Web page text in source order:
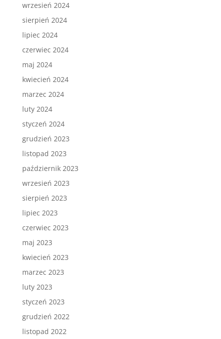
wrzesień 2024
sierpień 2024
lipiec 2024
czerwiec 2024
maj 2024
kwiecień 2024
marzec 2024
luty 2024
styczeń 2024
grudzień 2023
listopad 2023
październik 2023
wrzesień 2023
sierpień 2023
lipiec 2023
czerwiec 2023
maj 2023
kwiecień 2023
marzec 2023
luty 2023
styczeń 2023
grudzień 2022
listopad 2022